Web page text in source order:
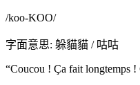
/koo-KOO/
字面意思: 躲貓貓 / 咕咕
“Coucou ! Ça fait longtemps !